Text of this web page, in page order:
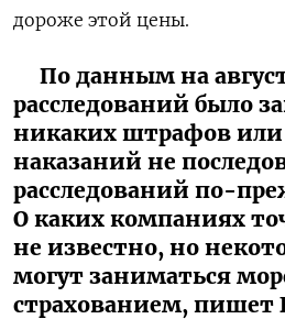
дороже этой цены.
По данным на
расследований было
никаких штрафов
наказаний не
расследований по-
О каких компаниях
не известно, но
могут заниматься
страхованием,